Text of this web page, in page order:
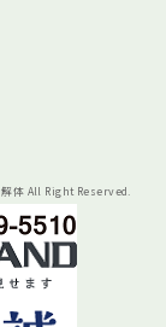
体 All Right Reserved.